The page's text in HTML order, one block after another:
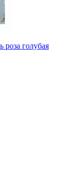
роза голубая